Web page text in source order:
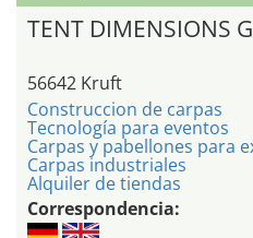
TENT DIMENSIONS
56642 Kruft
Construccion de carpas
Tecnología para eventos
Carpas y pabellones para
Carpas industriales
Alquiler de tiendas
Correspondencia: